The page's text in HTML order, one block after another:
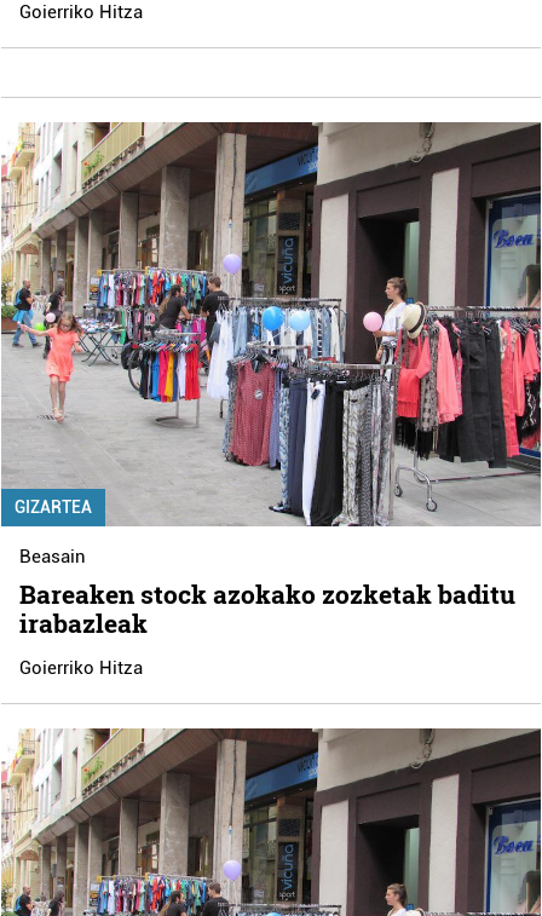
Goierriko Hitza
GIZARTEA
Beasain
Bareaken stock azokako zozketak baditu
irabazleak
Goierriko Hitza